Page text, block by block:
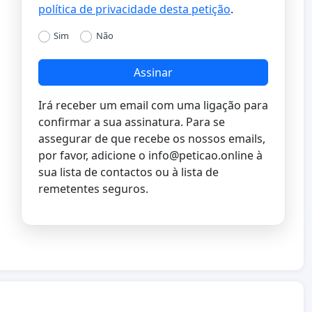
política de privacidade desta petição.
Sim Não
Assinar
Irá receber um email com uma ligação para
confirmar a sua assinatura. Para se
assegurar de que recebe os nossos emails,
por favor, adicione o info@peticao.onlineà
sua lista de contactos ou à lista de
remetentes seguros.